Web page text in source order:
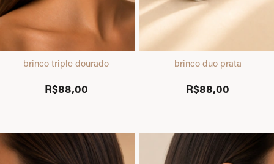
brinco triple dourado
R$88,00
brinco duo prata
R$88,00